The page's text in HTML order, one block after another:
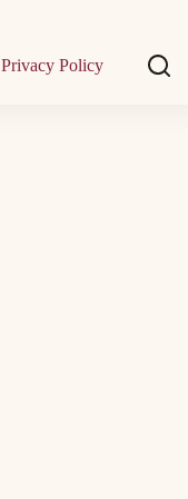
Privacy Policy